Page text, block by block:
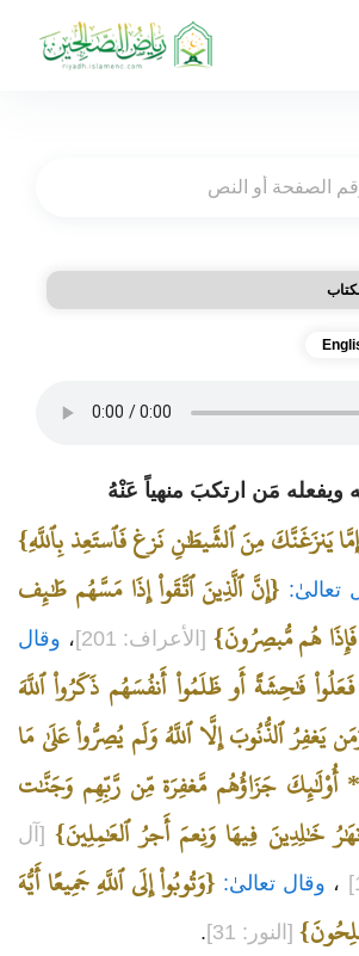
يَنزَغَنَّكَ مِنَ ٱلشَّيطَٰنِ نَزغ فَٱستَعِذ بِٱللَّهِ}
تعالىٰ: {إِنَّ ٱلَّذِينَ ٱتَّقَواْ إِذَا مَسَّهُم طَٰئِف
هُم مُّبصِرُونَ} [الأعراف: 201] ، وقال
فَٰحِشَةً أَو ظَلَمُواْ أَنفُسَهُم ذَكَرُواْ ٱللَّهَ
يَغفِرُ ٱلذُّنُوبَ إِلَّا ٱللَّهُ وَلَم يُصِرُّواْ عَلَىٰ مَا
* أُوْلَٰئِكَ جَزَاؤُهُم مَّغفِرَة مِّن رَّبِّهِم وَجَنَّٰت
خَٰلِدِينَ فِيهَا وَنِعمَ أَجرُ ٱلعَٰمِلِينَ} [آل
، وقال تعالىٰ: {وَتُوبُواْ إِلَى ٱللَّهِ جَمِيعًا أَيُّهَ
[النور: 31] .